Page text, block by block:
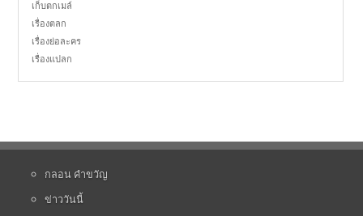
เก็บตกเมล์
เรื่องตลก
เรื่องย่อละคร
เรื่องแปลก
กลอน คำขวัญ
ข่าววันนี้